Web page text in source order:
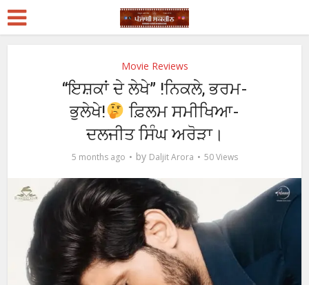
Movie Reviews
“ਇਸ਼ਕਾਂ ਦੇ ਲੇਖੇ” !ਨਿਕਲੇ, ਭਰਮ-
ਭੁਲੇਖੇ!
ਫ਼ਿਲਮ ਸਮੀਖਿਆ-
ਦਲਜੀਤ ਸਿੰਘ ਅਰੋੜਾ।
5 months ago by Daljit Arora 50 Views